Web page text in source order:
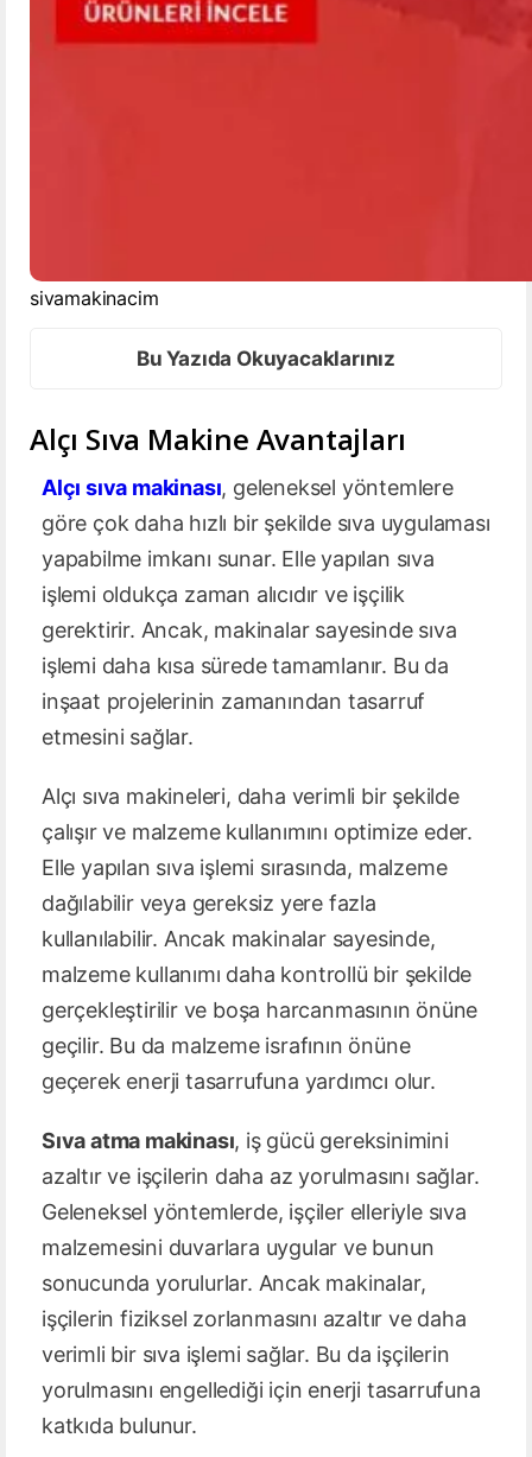
sivamakinacim
Bu Yazıda Okuyacaklarınız
Alçı Sıva Makine Avantajları
Alçı sıva makinası, geleneksel yöntemlere
göre çok daha hızlı bir şekilde sıva uygulaması
yapabilme imkanı sunar. Elle yapılan sıva
işlemi oldukça zaman alıcıdır ve işçilik
gerektirir. Ancak, makinalar sayesinde sıva
işlemi daha kısa sürede tamamlanır. Bu da
inşaat projelerinin zamanından tasarruf
etmesini sağlar.
Alçı sıva makineleri, daha verimli bir şekilde
çalışır ve malzeme kullanımını optimize eder.
Elle yapılan sıva işlemi sırasında, malzeme
dağılabilir veya gereksiz yere fazla
kullanılabilir. Ancak makinalar sayesinde,
malzeme kullanımı daha kontrollü bir şekilde
gerçekleştirilir ve boşa harcanmasının önüne
geçilir. Bu da malzeme israfının önüne
geçerek enerji tasarrufuna yardımcı olur.
Sıva atma makinası, iş gücü gereksinimini
azaltır ve işçilerin daha az yorulmasını sağlar.
Geleneksel yöntemlerde, işçiler elleriyle sıva
malzemesini duvarlara uygular ve bunun
sonucunda yorulurlar. Ancak makinalar,
işçilerin fiziksel zorlanmasını azaltır ve daha
verimli bir sıva işlemi sağlar. Bu da işçilerin
yorulmasını engellediği için enerji tasarrufuna
katkıda bulunur.